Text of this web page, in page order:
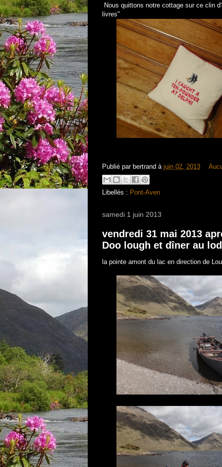
Nous quittons notre cottage sur ce clin
livres"
Publié parbertrand à juin 02, 2013
Libellés : Pont-Aven
samedi 1 juin 2013
vendredi 31 mai 2013
Doo lough et dîner au
la pointe amont du lac en direction de